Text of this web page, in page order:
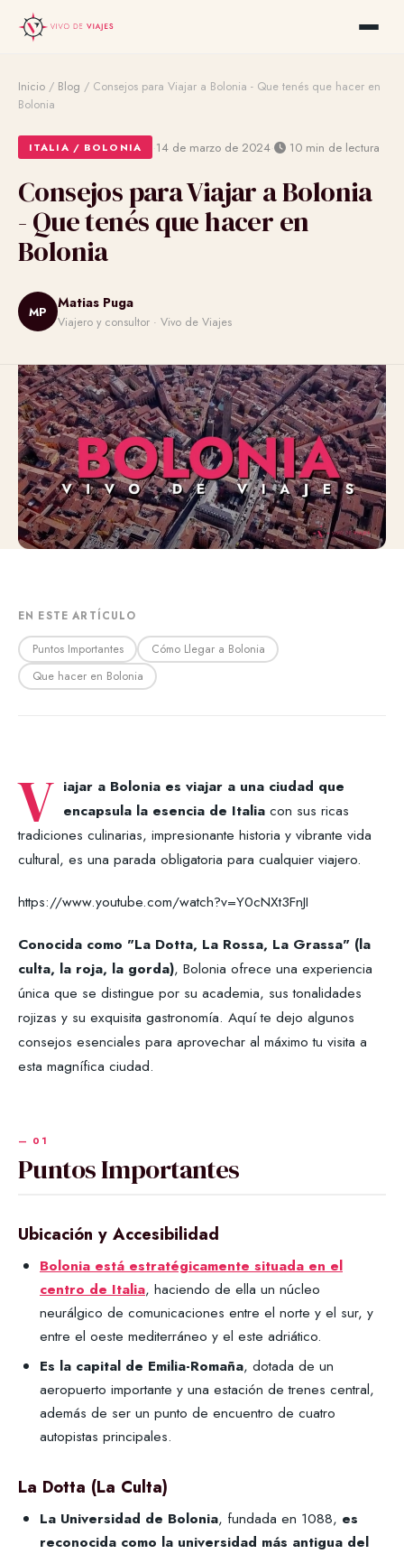
Inicio / Blog / Consejos para Viajar a Bolonia - Que tenés que hacer en
Bolonia
ITALIA / BOLONIA 14 de marzo de 2024· 10 min de lectura
Consejos para Viajar a Bolonia
- Que tenés que hacer en
Bolonia
MP
Matias Puga
Viajero y consultor · Vivo de Viajes
EN ESTE ARTÍCULO
Puntos Importantes
Cómo Llegar a Bolonia
Que hacer en Bolonia
V iajar a Bolonia es viajar a una ciudad que
encapsula la esencia de Italia con sus ricas
tradiciones culinarias, impresionante historia y vibrante vida
cultural, es una parada obligatoria para cualquier viajero.
https://www.youtube.com/watch?v=Y0cNXt3FnJI
Conocida como "La Dotta, La Rossa, La Grassa" (la
culta, la roja, la gorda), Bolonia ofrece una experiencia
única que se distingue por su academia, sus tonalidades
rojizas y su exquisita gastronomía. Aquí te dejo algunos
consejos esenciales para aprovechar al máximo tu visita a
esta magnífica ciudad.
Puntos Importantes
Ubicación y Accesibilidad
Bolonia está estratégicamente situada en el
centro de Italia, haciendo de ella un núcleo
neurálgico de comunicaciones entre el norte y el sur, y
entre el oeste mediterráneo y el este adriático.
Es la capital de Emilia-Romaña, dotada de un
aeropuerto importante y una estación de trenes central,
además de ser un punto de encuentro de cuatro
autopistas principales.
La Dotta (La Culta)
La Universidad de Bolonia, fundada en 1088, es
reconocida como la universidad más antigua del